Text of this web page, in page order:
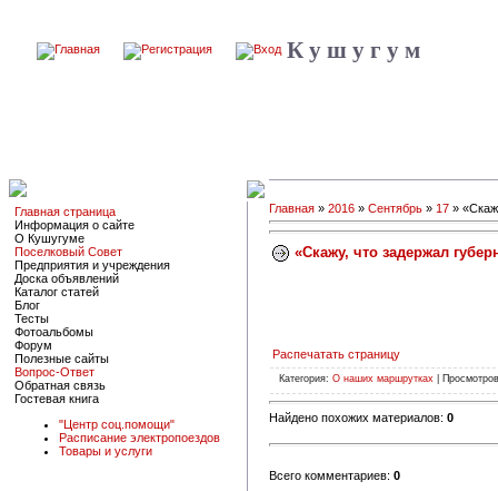
К у ш у г у м
Главная страница
Информация о сайте
О Кушугуме
Поселковый Совет
Предприятия и учреждения
Доска объявлений
Каталог статей
Блог
Тесты
Фотоальбомы
Форум
Полезные сайты
Вопрос-Ответ
Обратная связь
Гостевая книга
"Центр соц.помощи"
Расписание электропоездов
Товары и услуги
Главная » 2016 » Сентябрь » 17 »
«Скажу, что задержал
Распечатать страницу
Категория: О наших маршрутках |
Найдено похожих материалов: 0
Всего комментариев: 0